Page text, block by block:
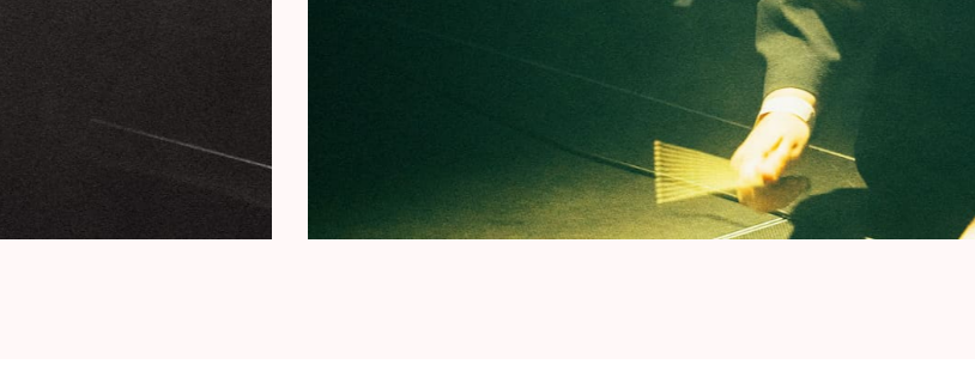
her perform live several times, notably at AB’s BRDCST festival, where she left us in awe.
, voegt Dario nog toe.
Emma Hessels
De 23-jarige zangeres Emma Hessels pendelt tussen Antwerpen en Brussel. Gewapend met
enkel haar stem en gitaar won ze in 2023 het prestigieuze Sound Track, dé muziekwedstrijd